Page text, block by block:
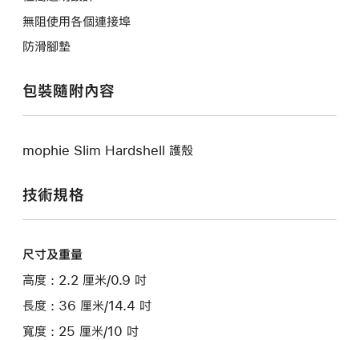
無阻使用各個連接埠
防滑腳墊
包裝隨附內容
mophie Slim Hardshell 護殼
技術規格
尺寸及重量
高度 : 2.2 厘米/0.9 吋
長度 : 36 厘米/14.4 吋
寬度 : 25 厘米/10 吋